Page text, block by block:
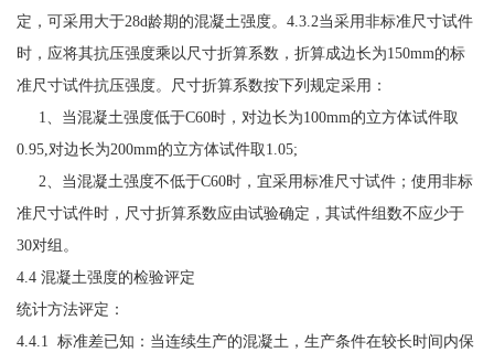
定，可采用大于28d龄期的混凝土强度。4.3.2当采用非标准尺寸试件
时，应将其抗压强度乘以尺寸折算系数，折算成边长为150mm的标
准尺寸试件抗压强度。尺寸折算系数按下列规定采用：
1、当混凝土强度低于C60时，对边长为100mm的立方体试件取
0.95,对边长为200mm的立方体试件取1.05;
2、当混凝土强度不低于C60时，宜采用标准尺寸试件；使用非标
准尺寸试件时，尺寸折算系数应由试验确定，其试件组数不应少于
30对组。
4.4 混凝土强度的检验评定
统计方法评定：
4.4.1 标准差已知：当连续生产的混凝土，生产条件在较长时间内保